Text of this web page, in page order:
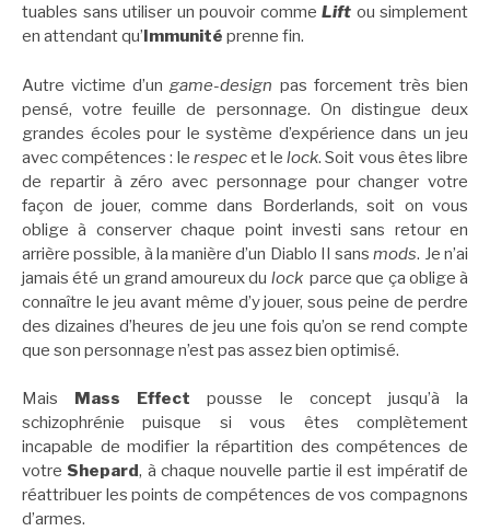
tuables sans utiliser un pouvoir comme Lift ou simplement
en attendant qu’Immunité prenne fin.
Autre victime d’ungame-design pas forcement très bien
pensé, votre feuille de personnage. On distingue deux
grandes écoles pour le système d’expérience dans un jeu
avec compétences : le respecet lelock. Soit vous êtes libre
de repartir à zéro avec personnage pour changer votre
façon de jouer, comme dans Borderlands, soit on vous
oblige à conserver chaque point investi sans retour en
arrière possible, à la manière d’un Diablo II sansmods. Je n’ai
jamais été un grand amoureux du lock parce que ça oblige à
connaître le jeu avant même d’y jouer, sous peine de perdre
des dizaines d’heures de jeu une fois qu’on se rend compte
que son personnage n’est pas assez bien optimisé.
Mais Mass Effect pousse le concept jusqu’à la
schizophrénie puisque si vous êtes complètement
incapable de modifier la répartition des compétences de
votre Shepard, à chaque nouvelle partie il est impératif de
réattribuer les points de compétences de vos compagnons
d’armes.